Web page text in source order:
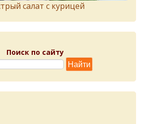
салат с курицей
Поиск по сайту